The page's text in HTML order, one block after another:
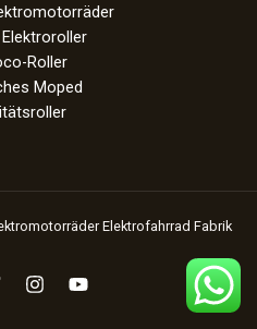
Roller
Moped
Elektrofahrrad Fabrik